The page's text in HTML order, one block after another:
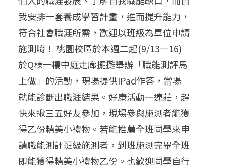
我安排一套養成學習計畫，進而提升能力，
符合社會職涯所需，歡迎以班級為單位申請
施測唷！ 桃園校區於本週二起(9/13—16)
於Q棟一樓中庭走廊擺攤舉辦「職能測評馬
上做」的活動，現場提供IPad作答，當場
就能診斷出職涯結果。好康活動一連莊，趕
快來揪三五好友參加，現場參與施測者能獲
得乙份精美小禮物。若能推薦全班同學來申
請職能測評班級施測者，到班施測完畢全班
即能獲得精美小禮物乙份。也歡迎同學自行